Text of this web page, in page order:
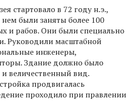
стартовало в 72 году н.э.,
нем были заняты более 100
и рабов. Они были специально
Руководили масштабной
инженеры,
Здание должно было
величественный вид.
продвигалась
проходило при правлении